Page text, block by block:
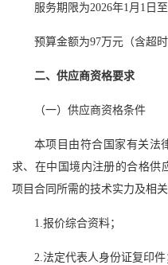
服务期限为2026年1月1日
预算金额为97万元（含超时
二、供应商资格要求
（一）供应商资格条件
本项目由符合国家有关法
求、在中国境内注册的合格供
项目合同所需的技术实力及相
1.报价综合资料；
2.法定代表人身份证复印件